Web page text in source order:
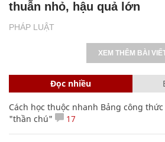
PHÁP LUẬT
thuẫn nhỏ, hậu quả lớn
XEM THÊM BÀI
Đọc nhiều
Cách học thuộc nhanh Bảng công
"thần chú"
17